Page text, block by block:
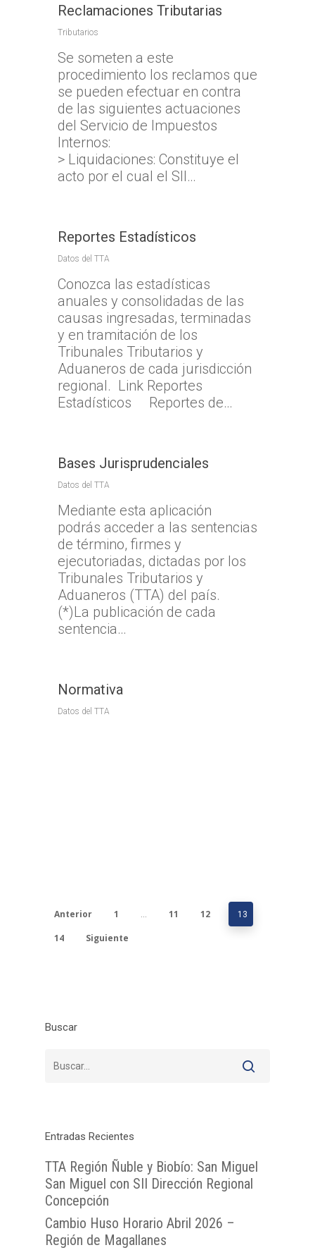
Reclamaciones Tributarias
Tributarios
Se someten a este
procedimiento los reclamos que
se pueden efectuar en contra
de las siguientes actuaciones
del Servicio de Impuestos
Internos:
> Liquidaciones: Constituye el
acto por el cual el SII…
Reportes Estadísticos
Datos del TTA
Conozca las estadísticas
anuales y consolidadas de las
causas ingresadas, terminadas
y en tramitación de los
Tribunales Tributarios y
Aduaneros de cada jurisdicción
regional. Link Reportes
Estadísticos Reportes de…
Bases Jurisprudenciales
Datos del TTA
Mediante esta aplicación
podrás acceder a las sentencias
de término, firmes y
ejecutoriadas, dictadas por los
Tribunales Tributarios y
Aduaneros (TTA) del país.
(*)La publicación de cada
sentencia…
Normativa
Datos del TTA
Anterior 1 … 11 12 13
14 Siguiente
Buscar
Entradas Recientes
TTA Región Ñuble y Biobío: San Miguel
San Miguel con SII Dirección Regional
Concepción
Cambio Huso Horario Abril 2026 –
Región de Magallanes
Inicio
TTA
Qué es TTA
Estadísticas TTA
Qué y cómo
Qué reclamar
Actividad TTA
Certificados de
OJVTTA
TTA de la Región de
Coquimbo
TTA de la Región
Libertador General
TTA de la Región del
Región del BioBío
TTA de la Región de
TTA de la Región de
Magallanes y la
Fallos Relevantes
OFICINA JUDICIAL
TTA
Atención Soporte
Lunes a Viernes entre
08:00 a 17:00